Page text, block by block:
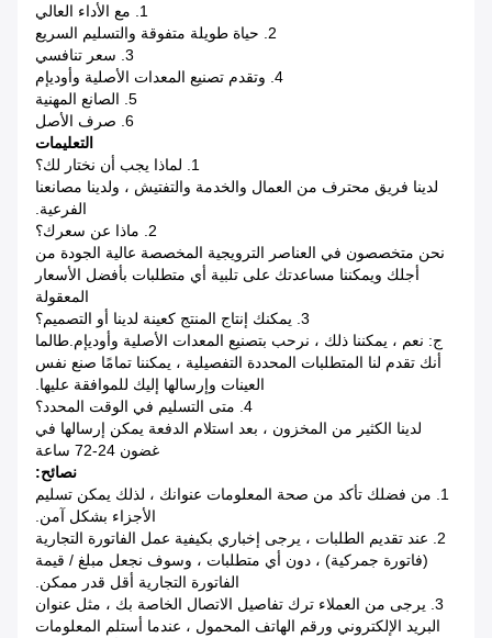
1. مع الأداء العالي
2. حياة طويلة متفوقة والتسليم السريع
3. سعر تنافسي
4. وتقدم تصنيع المعدات الأصلية وأوديإم
5. الصانع المهنية
6. صرف الأصل
التعليمات
1. لماذا يجب أن نختار لك؟
لدينا فريق محترف من العمال والخدمة والتفتيش ، ولدينا مصانعنا
الفرعية.
2. ماذا عن سعرك؟
نحن متخصصون في العناصر الترويجية المخصصة عالية الجودة من
أجلك ويمكننا مساعدتك على تلبية أي متطلبات بأفضل الأسعار
المعقولة
3. يمكنك إنتاج المنتج كعينة لدينا أو التصميم؟
ج: نعم ، يمكننا ذلك ، نرحب بتصنيع المعدات الأصلية وأوديإم.طالما
أنك تقدم لنا المتطلبات المحددة التفصيلية ، يمكننا تمامًا صنع نفس
العينات وإرسالها إليك للموافقة عليها.
4. متى التسليم في الوقت المحدد؟
لدينا الكثير من المخزون ، بعد استلام الدفعة يمكن إرسالها في
غضون 24-72 ساعة
نصائح:
1. من فضلك تأكد من صحة المعلومات عنوانك ، لذلك يمكن تسليم
الأجزاء بشكل آمن.
2. عند تقديم الطلبات ، يرجى إخباري بكيفية عمل الفاتورة التجارية
(فاتورة جمركية) ، دون أي متطلبات ، وسوف نجعل مبلغ / قيمة
الفاتورة التجارية أقل قدر ممكن.
3. يرجى من العملاء ترك تفاصيل الاتصال الخاصة بك ، مثل عنوان
البريد الإلكتروني ورقم الهاتف المحمول ، عندما أستلم المعلومات